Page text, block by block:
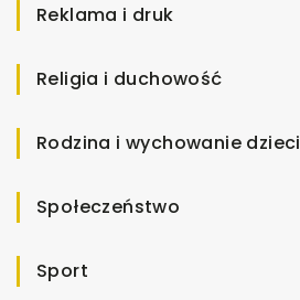
Reklama i druk
Religia i duchowość
Rodzina i wychowanie dzieci
Społeczeństwo
Sport